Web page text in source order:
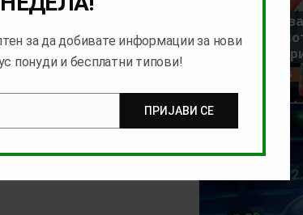
Идеално
7500
ЈУЛИ 15, 2026
за да добивате информации за нови
понуди и бесплатни типови!
ПРИЈАВИ СЕ